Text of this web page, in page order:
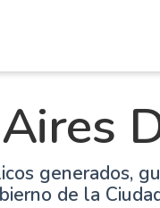
generados,
de la